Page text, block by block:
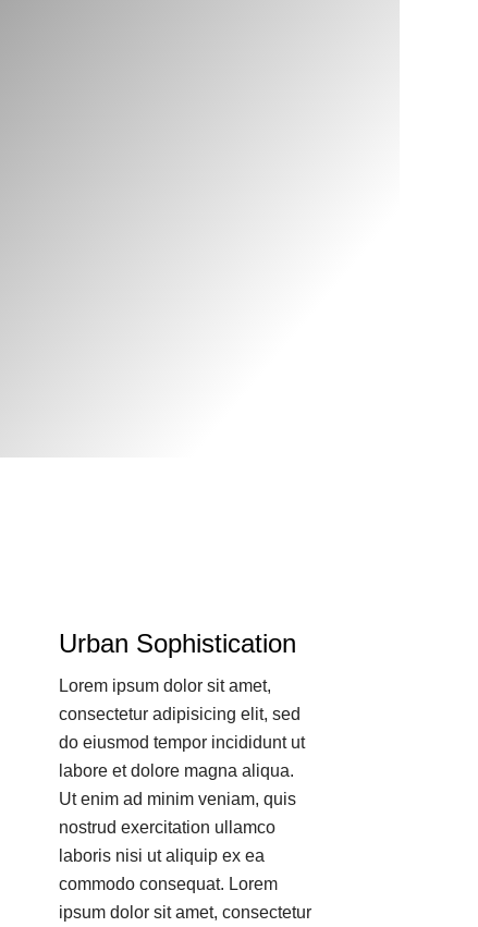
Urban Sophistication
Lorem ipsum dolor sit amet,
consectetur adipisicing elit, sed
do eiusmod tempor incididunt ut
labore et dolore magna aliqua.
Ut enim ad minim veniam, quis
nostrud exercitation ullamco
laboris nisi ut aliquip ex ea
commodo consequat. Lorem
ipsum dolor sit amet, consectetur